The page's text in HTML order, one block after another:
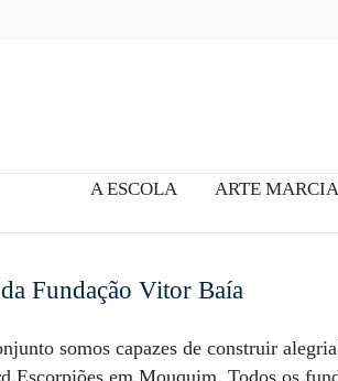
A ESCOLA ARTE
Fundação Vitor Baía
somos capazes de construir
Escorpiões em Mouquim. Todos os